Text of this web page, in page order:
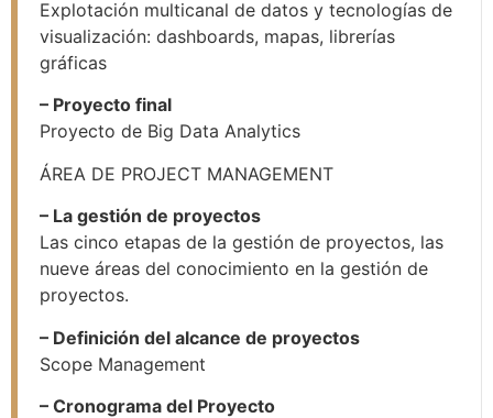
Explotación multicanal de datos y tecnologías de
visualización: dashboards, mapas, librerías
gráficas
– Proyecto final
Proyecto de Big Data Analytics
ÁREA DE PROJECT MANAGEMENT
– La gestión de proyectos
Las cinco etapas de la gestión de proyectos, las
nueve áreas del conocimiento en la gestión de
proyectos.
– Definición del alcance de proyectos
Scope Management
– Cronograma del Proyecto